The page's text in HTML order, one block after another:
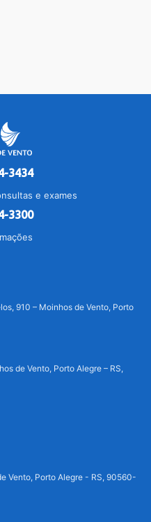
3434
e exames
3300
910 – Moinhos de Vento, Porto
de Vento, Porto Alegre – RS,
Vento, Porto Alegre - RS, 90560-